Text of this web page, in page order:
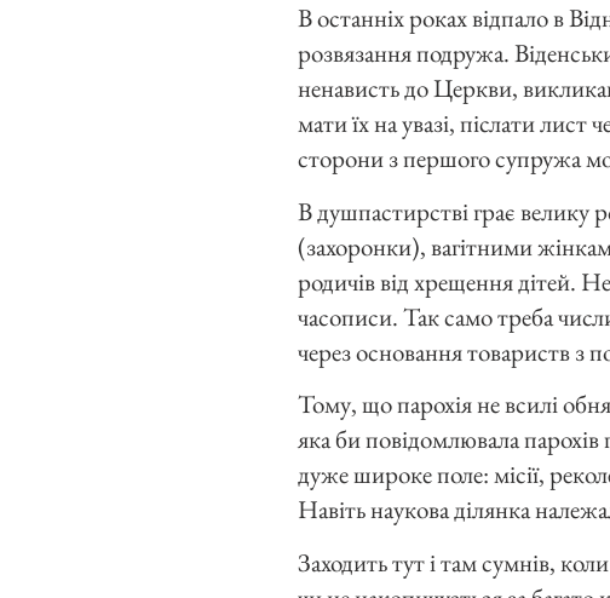
В останніх роках відпало в
розвязання подружа.
ненависть до Церкви,
мати їх на увазі, післати
сторони з першого супружа
В душпастирстві грає велику
(захоронки), вагітними
родичів від хрещення дітей.
часописи. Так само треба
через основання товариств з
Тому, що парохія не всилі
яка би повідомлювала парохів
дуже широке поле: місії,
Навіть наукова ділянка
Заходить тут і там сумнів,